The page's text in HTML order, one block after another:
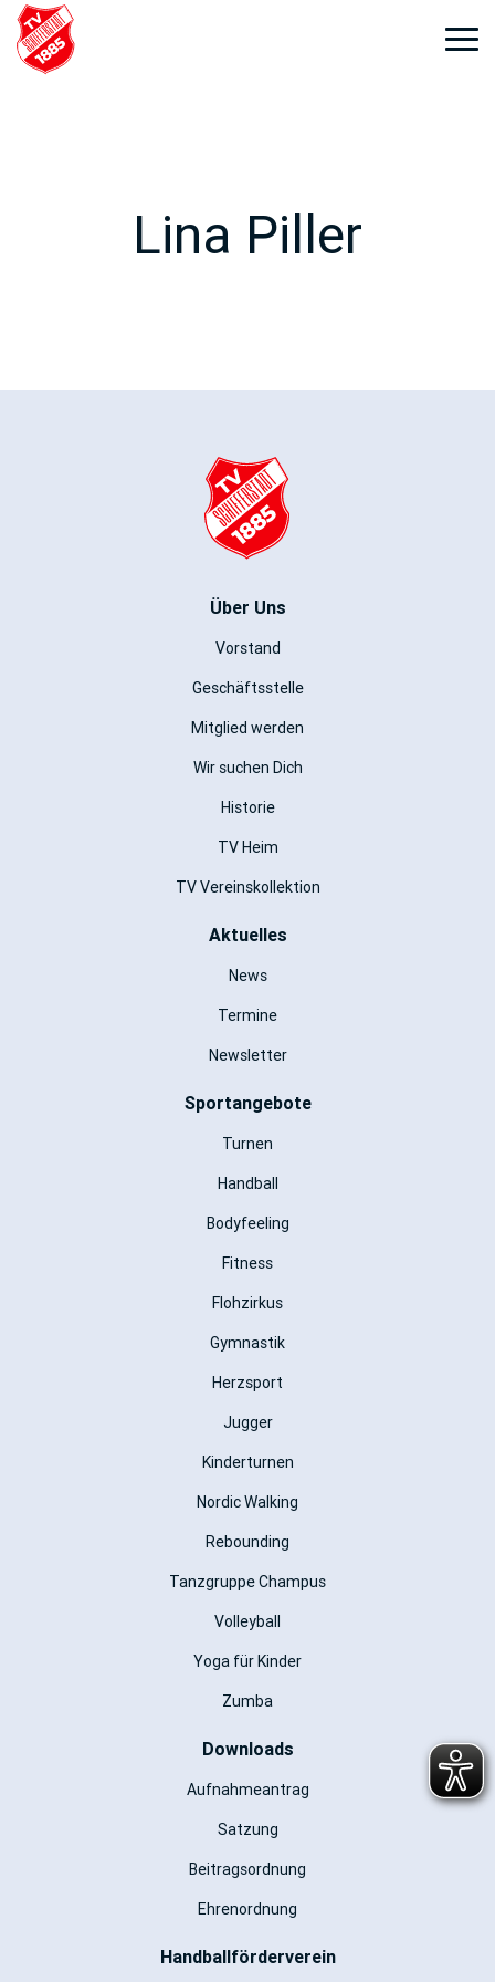
Weiter
zum
Inhalt
Lina Piller
Über Uns
Vorstand
Geschäftsstelle
Mitglied werden
Wir suchen Dich
Historie
TV Heim
TV Vereinskollektion
Aktuelles
News
Termine
Newsletter
Sportangebote
Turnen
Handball
Bodyfeeling
Fitness
Flohzirkus
Gymnastik
Herzsport
Jugger
Kinderturnen
Nordic Walking
Rebounding
Tanzgruppe Champus
Volleyball
Yoga für Kinder
Zumba
Downloads
Aufnahmeantrag
Satzung
Beitragsordnung
Ehrenordnung
Handballförderverein